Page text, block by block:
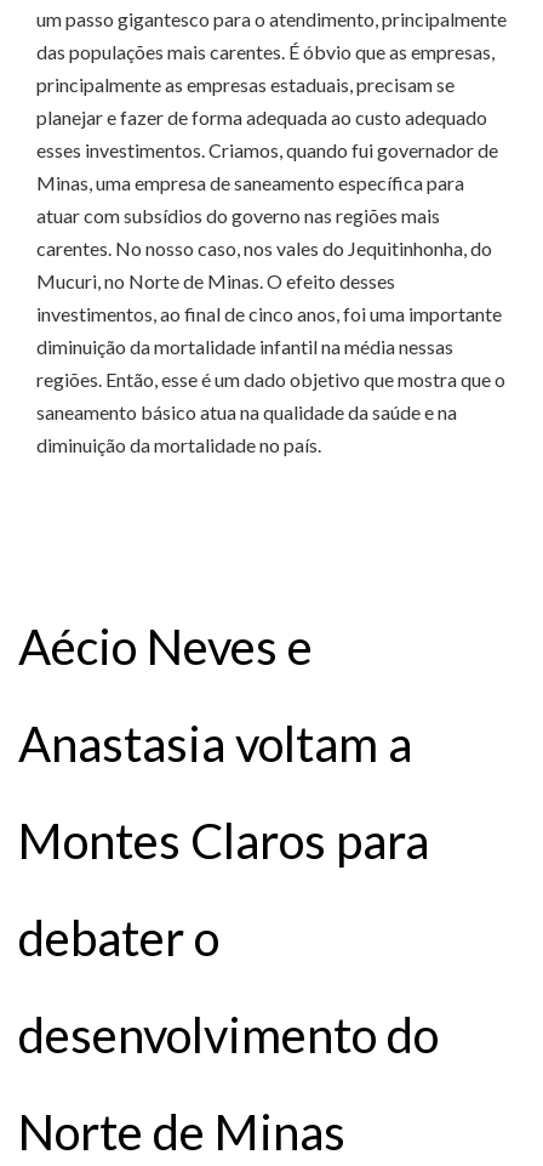
um passo gigantesco para o atendimento, principalmente
das populações mais carentes. É óbvio que as empresas,
principalmente as empresas estaduais, precisam se
planejar e fazer de forma adequada ao custo adequado
esses investimentos. Criamos, quando fui governador de
Minas, uma empresa de saneamento específica para
atuar com subsídios do governo nas regiões mais
carentes. No nosso caso, nos vales do Jequitinhonha, do
Mucuri, no Norte de Minas. O efeito desses
investimentos, ao final de cinco anos, foi uma importante
diminuição da mortalidade infantil na média nessas
regiões. Então, esse é um dado objetivo que mostra que o
saneamento básico atua na qualidade da saúde e na
diminuição da mortalidade no país.
Aécio Neves e
Anastasia voltam a
Montes Claros para
debater o
desenvolvimento do
Norte de Minas